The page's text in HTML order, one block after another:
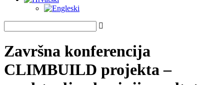
Završna konferencija
CLIMBUILD projekta –